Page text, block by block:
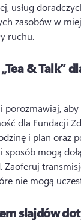
usług
ruchu.
& Talk”
porozmawiaj,
i plan oraz
sposób mogą
Zaoferuj
nie mogą
slajdów